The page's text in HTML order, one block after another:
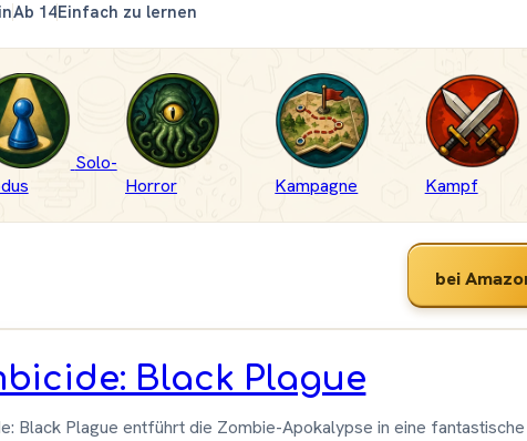
Ab 14Einfach zu lernen
Solo-
Horror Kampagne Kampf
bei
Black Plague
Black Plague entführt die Zombie-Apokalypse in eine fantastische